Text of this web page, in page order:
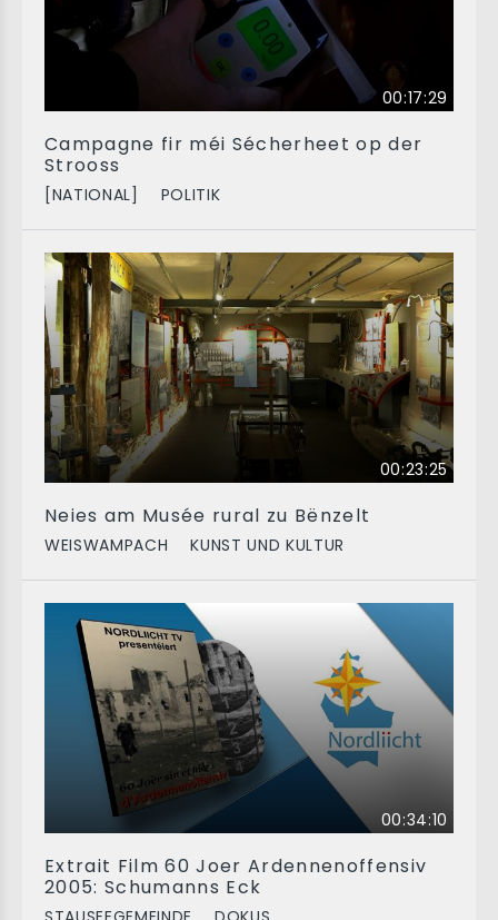
00:17:29
Campagne fir méi Sécherheet op der
Strooss
[NATIONAL] POLITIK
00:23:25
Neies am Musée rural zu Bënzelt
WEISWAMPACH KUNST UND KULTUR
00:34:10
Extrait Film 60 Joer Ardennenoffensiv
2005: Schumanns Eck